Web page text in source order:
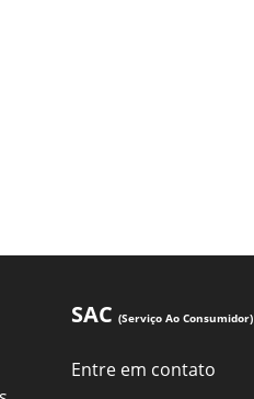
SAC (Serviço Ao Consumidor)
Entre em contato